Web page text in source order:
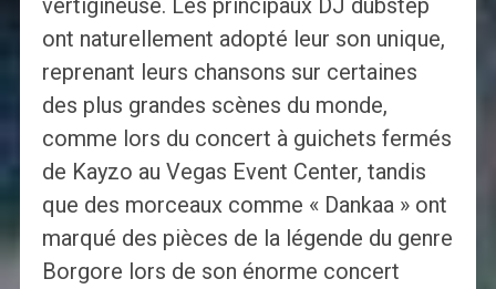
ont naturellement adopté leur son unique,
reprenant leurs chansons sur certaines
des plus grandes scènes du monde,
comme lors du concert à guichets fermés
de Kayzo au Vegas Event Center, tandis
que des morceaux comme « Dankaa » ont
marqué des pièces de la légende du genre
Borgore lors de son énorme concert